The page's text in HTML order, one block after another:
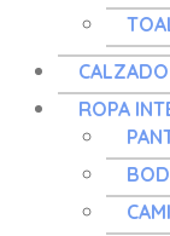
CALZADO
ROPA